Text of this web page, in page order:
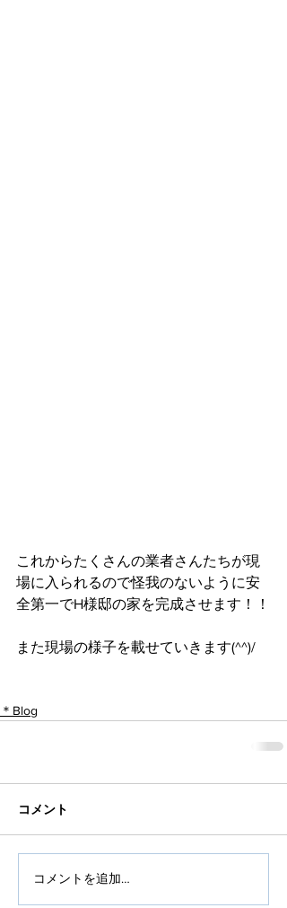
これからたくさんの業者さんたちが現
場に入られるので怪我のないように安
全第一でH様邸の家を完成させます！！
また現場の様子を載せていきます(^^)/
＊Blog
コメント
コメントを追加…